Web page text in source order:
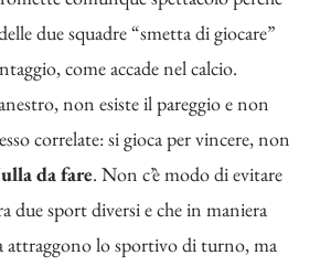
due squadre “smetta di giocare”
come accade nel calcio.
non esiste il pareggio e non
correlate: si gioca per vincere, non
da fare. Non c’è modo di evitare
due sport diversi e che in maniera
attraggono lo sportivo di turno, ma